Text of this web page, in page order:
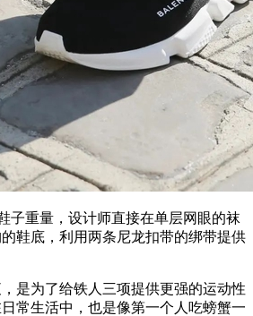
重量，设计师直接在单层网眼的袜
鞋底，利用两条尼龙扣带的绑带提供
为了给铁人三项提供更强的运动性
常生活中，也是像第一个人吃螃蟹一